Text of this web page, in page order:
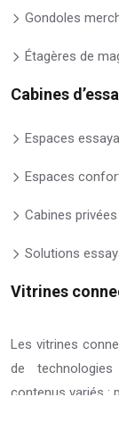
Gondoles
Étagères de
Cabines
Espaces
Espaces
Cabines privées
Solutions
Vitrines
Les vitrines
de
contenus variés :